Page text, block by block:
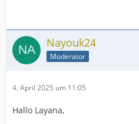
Nayouk24
Moderator
4. April 2025 um 11:05
Hallo Layana,